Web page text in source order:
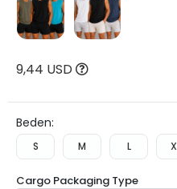
9,44 USD
Beden:
S M L
Cargo Packaging Type